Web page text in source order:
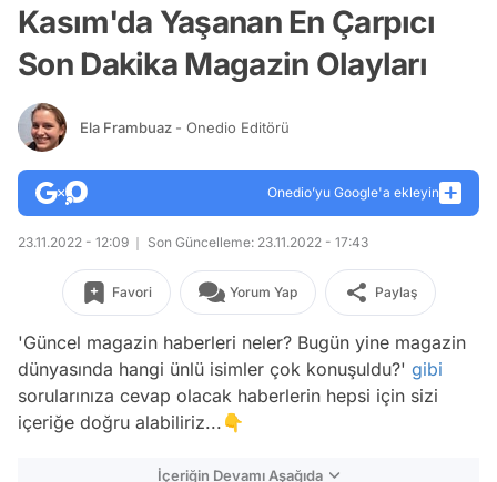
Kasım'da Yaşanan En Çarpıcı
Son Dakika Magazin Olayları
Ela Frambuaz - Onedio Editörü
Onedio’yu Google'a ekleyin
23.11.2022 - 12:09 Son Güncelleme: 23.11.2022 - 17:43
Favori Yorum Yap Paylaş
'Güncel magazin haberleri neler? Bugün yine magazin
dünyasında hangi ünlü isimler çok konuşuldu?' gibi
sorularınıza cevap olacak haberlerin hepsi için sizi
içeriğe doğru alabiliriz...👇
İçeriğin Devamı Aşağıda